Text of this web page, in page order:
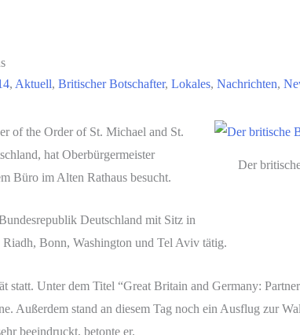
, Aktuell, Britischer Botschafter, Lokales, Nachrichten,
Der
of the Order of St. Michael and St.
hat Oberbürgermeister
Büro im Alten Rathaus besucht.
Deutschland mit Sitz in
Bonn, Washington und Tel Aviv tätig.
statt. Unter dem Titel “Great Britain and Germany:
Außerdem stand an diesem Tag noch ein Ausflug zur
beeindruckt, betonte er.